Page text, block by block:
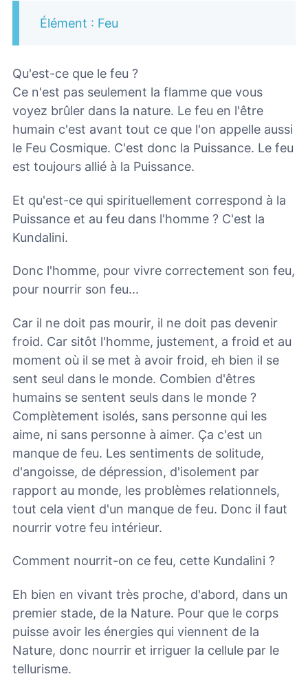
Élément : Feu
Qu'est-ce que le feu ?
Ce n'est pas seulement la flamme que vous
voyez brûler dans la nature. Le feu en l'être
humain c'est avant tout ce que l'on appelle aussi
le Feu Cosmique. C'est donc la Puissance. Le feu
est toujours allié à la Puissance.
Et qu'est-ce qui spirituellement correspond à la
Puissance et au feu dans l'homme ? C'est la
Kundalini.
Donc l'homme, pour vivre correctement son feu,
pour nourrir son feu...
Car il ne doit pas mourir, il ne doit pas devenir
froid. Car sitôt l'homme, justement, a froid et au
moment où il se met à avoir froid, eh bien il se
sent seul dans le monde. Combien d'êtres
humains se sentent seuls dans le monde ?
Complètement isolés, sans personne qui les
aime, ni sans personne à aimer. Ça c'est un
manque de feu. Les sentiments de solitude,
d'angoisse, de dépression, d'isolement par
rapport au monde, les problèmes relationnels,
tout cela vient d'un manque de feu. Donc il faut
nourrir votre feu intérieur.
Comment nourrit-on ce feu, cette Kundalini ?
Eh bien en vivant très proche, d'abord, dans un
premier stade, de la Nature. Pour que le corps
puisse avoir les énergies qui viennent de la
Nature, donc nourrir et irriguer la cellule par le
tellurisme.